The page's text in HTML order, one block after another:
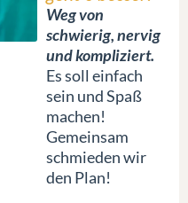
Weg von
schwierig, nervig
und kompliziert.
Es soll einfach
sein und Spaß
machen!
Gemeinsam
schmieden wir
den Plan!